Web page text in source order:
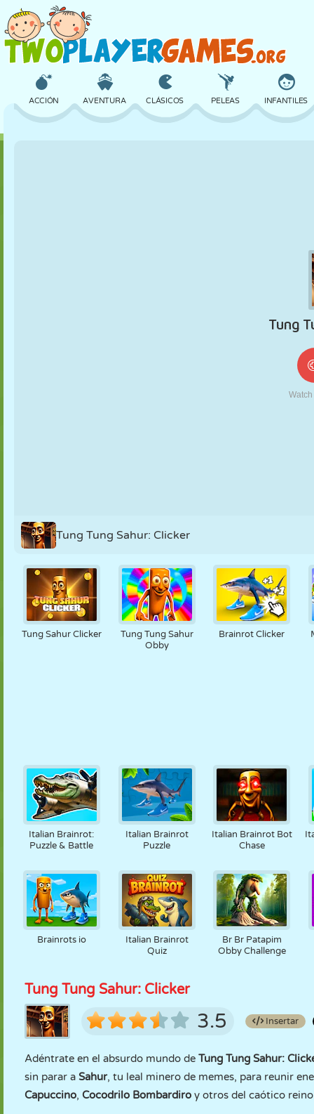
ACCIÓN AVENTURA CLÁSICOS PELEAS INFANTILES
ROBOTS
Tung Tung Sahur: Clicker
Tung Sahur Clicker
Tung Tung Sahur
Obby
Brainrot Clicker
Italian Brainrot:
Puzzle & Battle
Italian Brainrot
Puzzle
Italian Brainrot Bot
Chase
Brainrots io
Italian Brainrot
Quiz
Br Br Patapim
Obby Challenge
Tung Tung Sahur: Clicker
3.5 Insertar
Adéntrate en el absurdo mundo de Tung Tung Sahur:
sin parar a Sahur, tu leal minero de memes, para reunir
Capuccino, Cocodrilo Bombardiro y otros del caótico